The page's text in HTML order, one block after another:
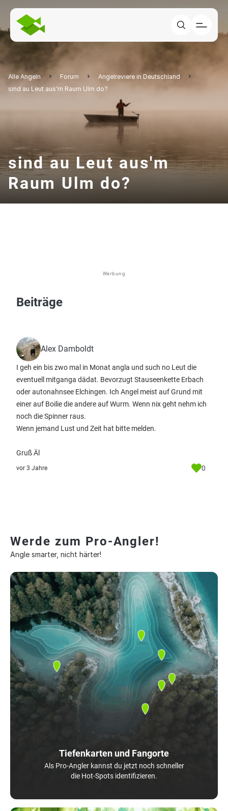
Alle Angeln Forum
Angelreviere in Deutschland
sind au Leut aus'm Raum Ulm do?
sind au Leut aus'm
Raum Ulm do?
Werbung
Beiträge
Alex Damboldt
I geh ein bis zwo mal in Monat angla und such no Leut die
eventuell mitganga dädat. Bevorzugt Stauseenkette Erbach
oder autonahnsee Elchingen. Ich Angel meist auf Grund mit
einer auf Boilie die andere auf Wurm. Wenn nix geht nehm ich
noch die Spinner raus.
Wenn jemand Lust und Zeit hat bitte melden.
Gruß Äl
vor 3 Jahre 0
Werde zum Pro-Angler!
Angle smarter, nicht härter!
Tiefenkarten und Fangorte
Als Pro-Angler kannst du jetzt noch schneller
die Hot-Spots identifizieren.